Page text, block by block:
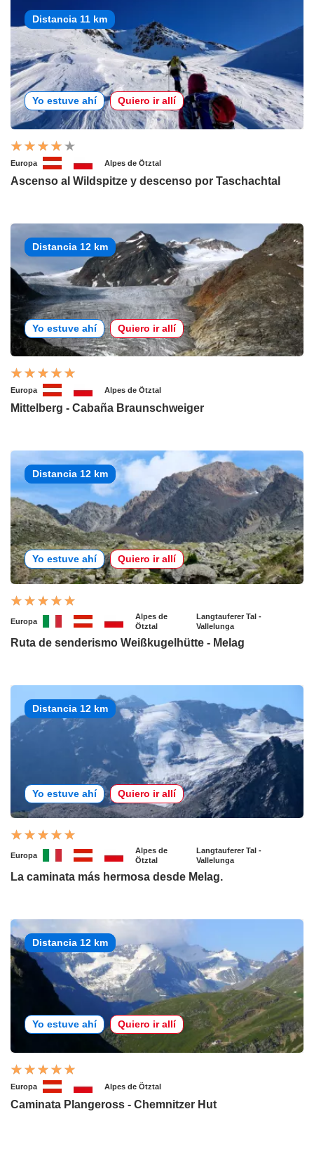
Distancia 11 km
Yo estuve ahí Quiero ir allí
Europa Alpes de Ötztal
Ascenso al Wildspitze y descenso por Taschachtal
Distancia 12 km
Yo estuve ahí Quiero ir allí
Europa Alpes de Ötztal
Mittelberg - Cabaña Braunschweiger
Distancia 12 km
Yo estuve ahí Quiero ir allí
Europa
Alpes de
Ötztal
Langtauferer Tal -
Vallelunga
Ruta de senderismo Weißkugelhütte - Melag
Distancia 12 km
Yo estuve ahí Quiero ir allí
Europa
Alpes de
Ötztal
Langtauferer Tal -
Vallelunga
La caminata más hermosa desde Melag.
Distancia 12 km
Yo estuve ahí Quiero ir allí
Europa Alpes de Ötztal
Caminata Plangeross - Chemnitzer Hut